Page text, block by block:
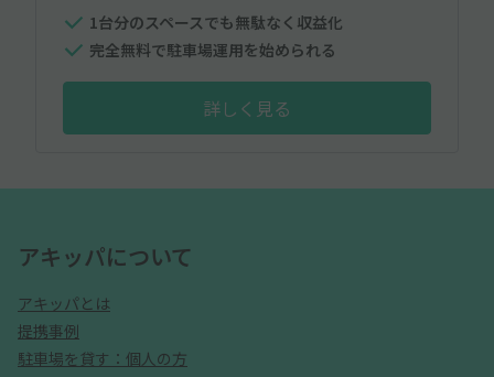
1台分のスペースでも無駄なく収益化
完全無料で駐車場運用を始められる
詳しく見る
アキッパについて
アキッパとは
提携事例
駐車場を貸す：個人の方